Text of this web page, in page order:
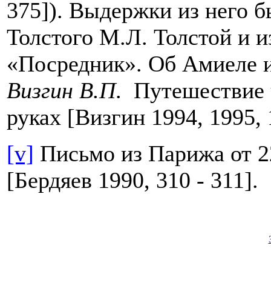
375]). Выдержки из него
Толстого М.Л. Толстой и
«Посредник». Об Амиеле
Визгин В.П. Путешествие
руках [Визгин 1994,
[v] Письмо из Парижа от
[Бердяев 1990, 310 - 311].